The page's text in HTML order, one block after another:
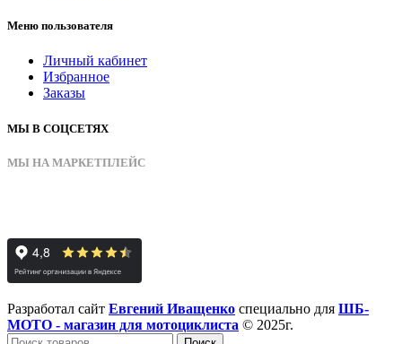
Меню пользователя
Личный кабинет
Избранное
Заказы
МЫ В СОЦСЕТЯХ
МЫ НА МАРКЕТПЛЕЙС
Разработал сайт Евгений Иващенко специально для ШБ-
МОТО - магазин для мотоциклиста © 2025г.